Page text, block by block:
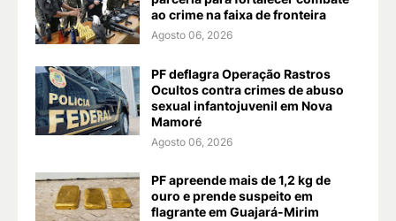
ao crime na faixa de fronteira
Agosto 06, 2026
PF deflagra Operação Rastros
Ocultos contra crimes de abuso
sexual infantojuvenil em Nova
Mamoré
Agosto 06, 2026
PF apreende mais de 1,2 kg de
ouro e prende suspeito em
flagrante em Guajará-Mirim